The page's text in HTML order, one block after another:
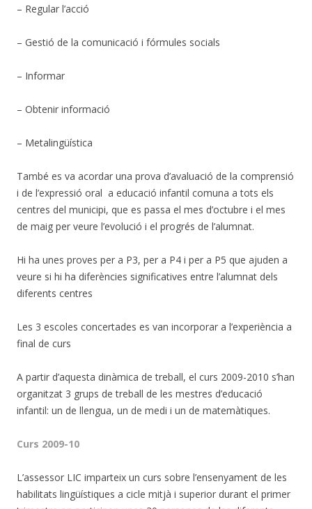
– Regular l’acció
– Gestió de la comunicació i fórmules socials
– Informar
– Obtenir informació
– Metalingüística
També es va acordar una prova d’avaluació de la comprensió
i de l’expressió oral a educació infantil comuna a tots els
centres del municipi, que es passa el mes d’octubre i el mes
de maig per veure l’evolució i el progrés de l’alumnat.
Hi ha unes proves per a P3, per a P4 i per a P5 que ajuden a
veure si hi ha diferències significatives entre l’alumnat dels
diferents centres
Les 3 escoles concertades es van incorporar a l’experiència a
final de curs
A partir d’aquesta dinàmica de treball, el curs 2009-2010 s’han
organitzat 3 grups de treball de les mestres d’educació
infantil: un de llengua, un de medi i un de matemàtiques.
Curs 2009-10
L’assessor LIC imparteix un curs sobre l’ensenyament de les
habilitats lingüístiques a cicle mitjà i superior durant el primer